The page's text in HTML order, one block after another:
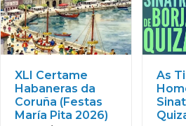
XLI Certame
Habaneras da
Coruña (Festas
María Pita 2026)
As